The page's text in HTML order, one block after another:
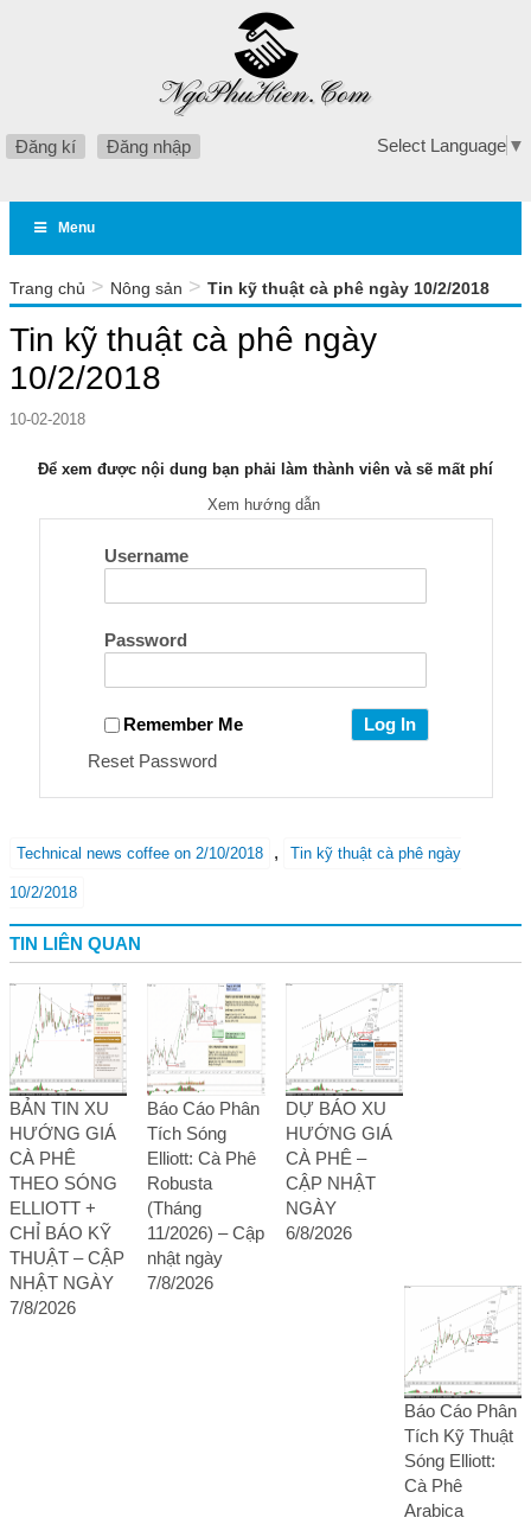
Đăng kí Đăng nhập Select Language ▼
Menu
Trang chủ > Nông sản > Tin kỹ thuật cà phê ngày 10/2/2018
Tin kỹ thuật cà phê ngày
10/2/2018
10-02-2018
Để xem được nội dung bạn phải làm thành viên và sẽ mất phí
Xem hướng dẫn
Username
Password
Remember Me
Reset Password
Technical news coffee on 2/10/2018 , Tin kỹ thuật cà phê ngày
10/2/2018
TIN LIÊN QUAN
BẢN TIN XU
HƯỚNG GIÁ
CÀ PHÊ
THEO SÓNG
ELLIOTT +
CHỈ BÁO KỸ
THUẬT – CẬP
NHẬT NGÀY
7/8/2026
Báo Cáo Phân
Tích Sóng
Elliott: Cà Phê
Robusta
(Tháng
11/2026) – Cập
nhật ngày
7/8/2026
DỰ BÁO XU
HƯỚNG GIÁ
CÀ PHÊ –
CẬP NHẬT
NGÀY
6/8/2026
Báo Cáo Phân
Tích Kỹ Thuật
Sóng Elliott:
Cà Phê
Arabica